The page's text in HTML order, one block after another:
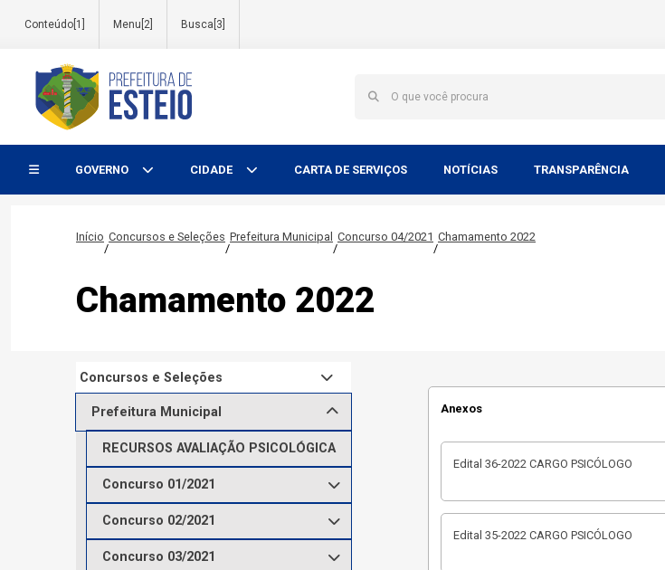
Conteúdo[1] Menu[2] Busca[3]
GOVERNO CIDADE CARTA DE SERVIÇOS NOTÍCIAS TRANSPARÊNCIA
Início
/
Concursos e Seleções
/
Prefeitura Municipal
/
Concurso 04/2021
/
Chamamento 2022
Chamamento 2022
Concursos e Seleções
Prefeitura Municipal
RECURSOS AVALIAÇÃO PSICOLÓGICA
Concurso 01/2021
Concurso 02/2021
Concurso 03/2021
Anexos
Edital 36-2022 CARGO PSICÓLOGO
Edital 35-2022 CARGO PSICÓLOGO